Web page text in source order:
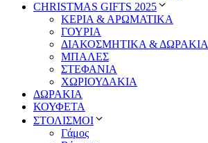
CHRISTMAS GIFTS 2025
ΚΕΡΙΑ & ΑΡΩΜΑΤΙΚΑ
ΓΟΥΡΙΑ
ΔΙΑΚΟΣΜΗΤΙΚΑ & ΔΩΡΑΚΙΑ
ΜΠΑΛΕΣ
ΣΤΕΦΑΝΙΑ
ΧΩΡΙΟΥΔΑΚΙΑ
ΔΩΡΑΚΙΑ
ΚΟΥΦΕΤΑ
ΣΤΟΛΙΣΜΟΙ
Γάμος